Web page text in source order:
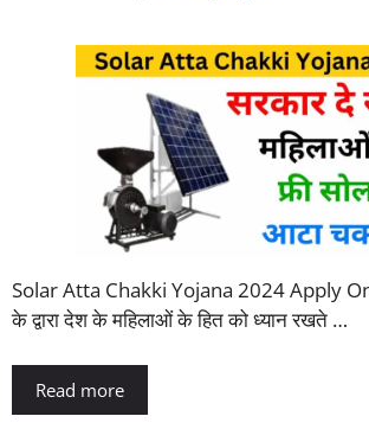
Solar Atta Chakki Yojana 2024 Apply
के द्वारा देश के महिलाओं के हित को ध्यान रखते …
Read more